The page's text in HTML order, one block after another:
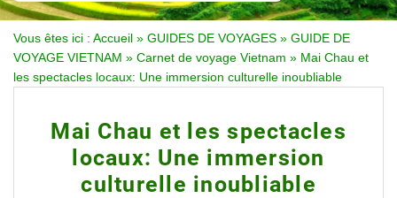
Vous êtes ici : Accueil » GUIDES DE VOYAGES » GUIDE DE
VOYAGE VIETNAM » Carnet de voyage Vietnam » Mai Chau et
les spectacles locaux: Une immersion culturelle inoubliable
Mai Chau et les spectacles
locaux: Une immersion
culturelle inoubliable